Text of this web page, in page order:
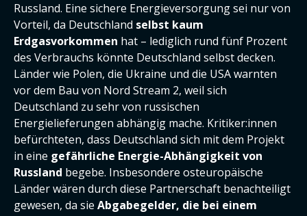
Russland. Eine sichere Energieversorgung sei nur von
Vorteil, da Deutschland selbst kaum
Erdgasvorkommen hat – lediglich rund fünf Prozent
des Verbrauchs könnte Deutschland selbst decken.
Länder wie Polen, die Ukraine und die USA warnten
vor dem Bau von Nord Stream 2, weil sich
Deutschland zu sehr von russischen
Energielieferungen abhängig mache. Kritiker:innen
befürchteten, dass Deutschland sich mit dem Projekt
in eine gefährliche Energie-Abhängigkeit von
Russland begebe. Insbesondere osteuropäische
Länder wären durch diese Partnerschaft benachteiligt
gewesen, da sie Abgabegelder, die bei einem